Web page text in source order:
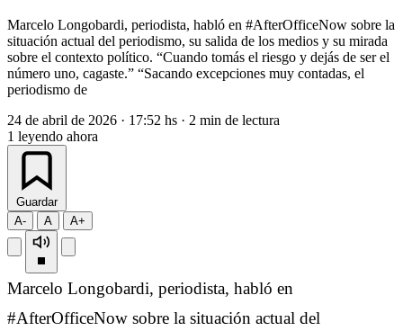
Marcelo Longobardi, periodista, habló en #AfterOfficeNow sobre la
situación actual del periodismo, su salida de los medios y su mirada
sobre el contexto político. “Cuando tomás el riesgo y dejás de ser el
número uno, cagaste.” “Sacando excepciones muy contadas, el
periodismo de
24 de abril de 2026 · 17:52 hs · 2 min de lectura
1 leyendo ahora
Guardar
A-
A A+
Marcelo Longobardi, periodista, habló en
#AfterOfficeNow sobre la situación actual del